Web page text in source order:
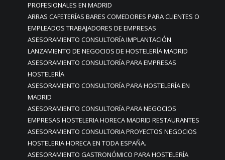
PROFESIONALES EN MADRID
ARRAS CAFETERÍAS BARES COMEDORES PARA CLIENTES O
EMPLEADOS TRABAJADORES DE EMPRESAS
ASESORAMIENTO CONSULTORÍA IMPLANTACIÓN
LANZAMIENTO DE NEGOCIOS DE HOSTELERÍA MADRID
ASESORAMIENTO CONSULTORÍA PARA EMPRESAS
HOSTELERÍA
ASESORAMIENTO CONSULTORÍA PARA HOSTELERÍA EN
MADRID
ASESORAMIENTO CONSULTORÍA PARA NEGOCIOS
EMPRESAS HOSTELERIA HORECA MADRID RESTAURANTES
ASESORAMIENTO CONSULTORIA PROYECTOS NEGOCIOS
HOSTELERIA HORECA EN TODA ESPAÑA.
ASESORAMIENTO GASTRONÓMICO PARA HOSTELERÍA